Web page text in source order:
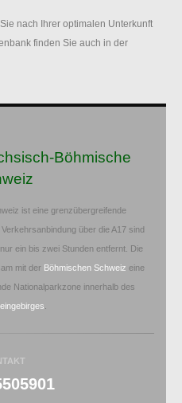
nach Ihrer optimalen Unterkunft
finden Sie auch in der
Böhmische
ist eine grenzübergreifende
über die A17 sind
ein bis zwei Stunden entfernt. Die
mit der Böhmischen Schweiz eine
Nationalparkzone innerhalb des